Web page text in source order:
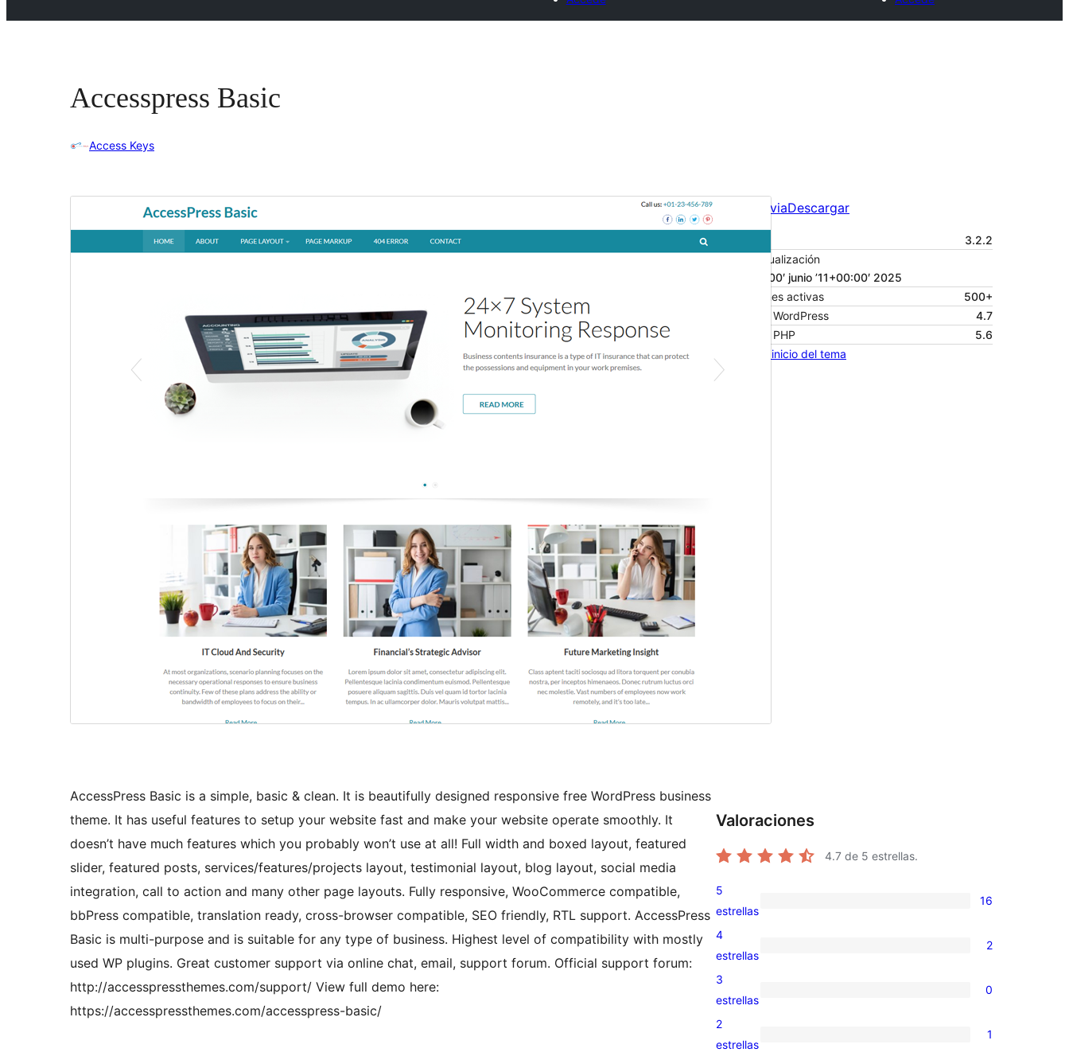
Accesspress Basic
Access Keys
Vista previaDescargar
3.2.2
Última actualización
11 ’11+00:00′ junio ’11+00:00′ 2025
Instalaciones activas
500+
Versión de WordPress
4.7
Versión de PHP
5.6
Página de inicio del tema
AccessPress Basic is a simple, basic & clean. It is beautifully designed responsive free WordPress business
theme. It has useful features to setup your website fast and make your website operate smoothly. It
doesn’t have much features which you probably won’t use at all! Full width and boxed layout, featured
slider, featured posts, services/features/projects layout, testimonial layout, blog layout, social media
integration, call to action and many other page layouts. Fully responsive, WooCommerce compatible,
bbPress compatible, translation ready, cross-browser compatible, SEO friendly, RTL support. AccessPress
Basic is multi-purpose and is suitable for any type of business. Highest level of compatibility with mostly
used WP plugins. Great customer support via online chat, email, support forum. Official support forum:
http://accesspressthemes.com/support/ View full demo here:
https://accesspressthemes.com/accesspress-basic/
Valoraciones
4.7 de 5 estrellas.
16
valoraciones
de
5
estrellas
16
2
valoraciones
de
4
estrellas
2
0
valoraciones
de
3
estrellas
0
1
2
estrellas
1